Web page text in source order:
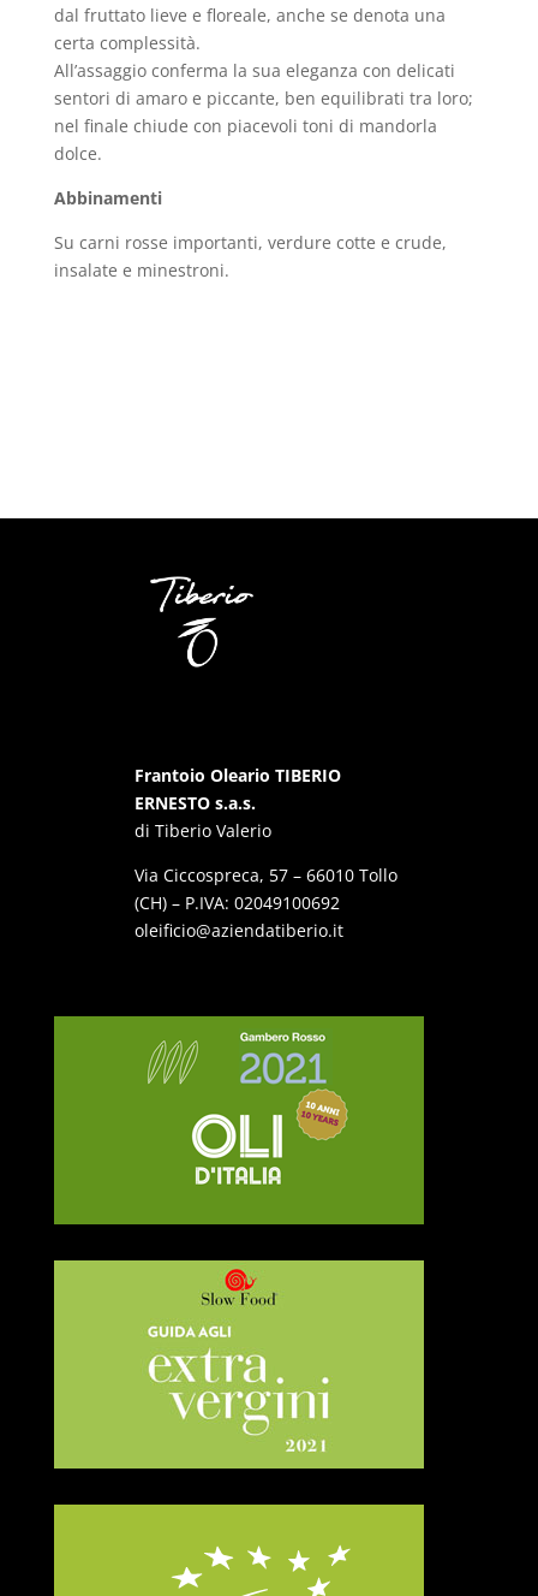
dal fruttato lieve e floreale, anche se denota una
certa complessità.
All’assaggio conferma la sua eleganza con delicati
sentori di amaro e piccante, ben equilibrati tra loro;
nel finale chiude con piacevoli toni di mandorla
dolce.
Abbinamenti
Su carni rosse importanti, verdure cotte e crude,
insalate e minestroni.
Frantoio Oleario TIBERIO
ERNESTO s.a.s.
di Tiberio Valerio
Via Ciccospreca, 57 – 66010 Tollo
(CH) – P.IVA: 02049100692
oleificio@aziendatiberio.it